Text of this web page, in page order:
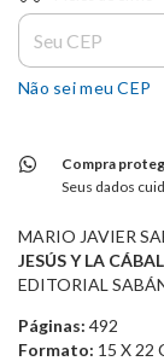
Não sei meu CEP
Compra
Seus dados
MARIO JAVIER
JESÚS Y LA
EDITORIAL
Páginas: 492
Formato: 15 X 22